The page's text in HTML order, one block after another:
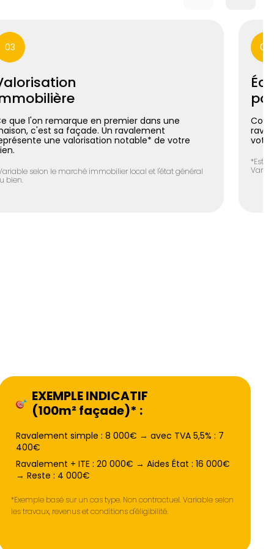
03
que l'on remarque en premier dans une
c'est sa façade. Un ravalement
une valorisation notable* de votre
selon le marché immobilier local et l'état général
bien.
04
EXEMPLE INDICATIF
(100m² façade)* :
Ravalement simple : 8 000€ → avec TVA 5,5% : 7
400€
Ravalement + ITE : 20 000€ → Aides État : 16 000€
→ Reste : 4 000€
*Exemple basé sur un cas type. Non contractuel. Variable selon
les travaux, revenus et conditions d'éligibilité.